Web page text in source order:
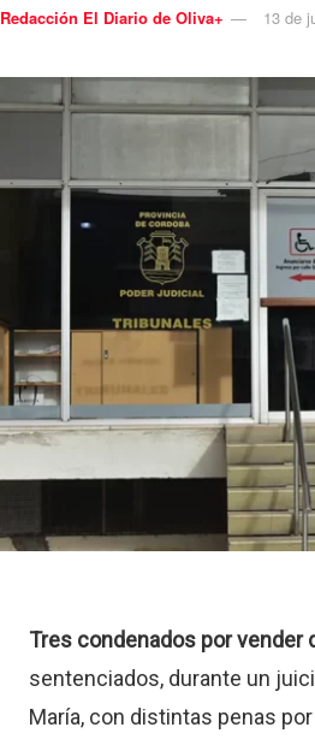
Redacción El Diario de Oliva+ 13 de
Tres condenados por vender
sentenciados, durante un
María, con distintas penas